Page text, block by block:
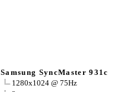
Samsung SyncMaster 931c
1280x1024 @ 75Hz